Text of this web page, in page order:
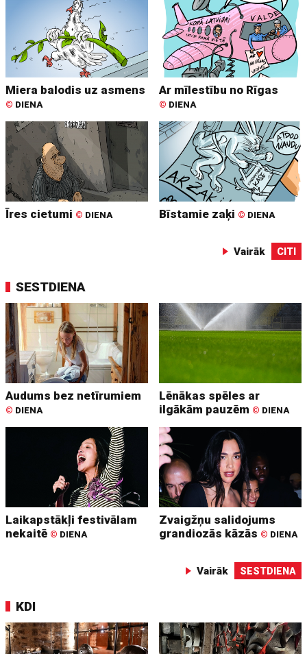
Miera balodis uz asmens
© DIENA
Ar mīlestību no Rīgas
© DIENA
Īres cietumi © DIENA Bīstamie zaķi © DIENA
Vairāk CITI
SESTDIENA
Audums bez netīrumiem
© DIENA
Lēnākas spēles ar
ilgākām pauzēm © DIENA
Laikapstākļi festivālam
nekaitē © DIENA
Zvaigžņu salidojums
grandiozās kāzās © DIENA
Vairāk SESTDIENA
KDI